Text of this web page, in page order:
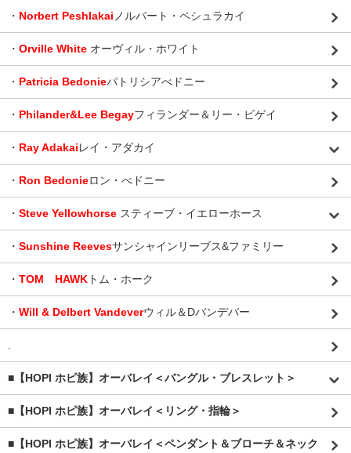
・ Norbert Peshlakai ノルバート・ペシュラカイ
・ Orville White オーヴィル・ホワイト
・ Patricia Bedonieパトリシアべドニー
・ Philander&Lee Begayフィランダー＆リー・ビゲイ
・ Ray Adakaiレイ・アダカイ
・ Ron Bedonieロン・べドニー
・ Steve Yellowhorse スティーブ・イエローホース
・ Sunshine Reevesサンシャインリーブス&ファミリー
・ TOM HAWK トム・ホーク
・ Will & Delbert Vandeverウィル＆Dバンデバー
.
■【HOPI ホピ族】オーバレイ＜バングル・ブレスレット＞
■【HOPI ホピ族】オーバレイ＜リング・指輪＞
■【HOPI ホピ族】オーバレイ＜ペンダント＆ブローチ＆ネック